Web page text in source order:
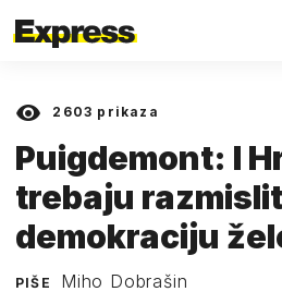
2603 prikaza
Puigdemont: I
trebaju
demokraciju
PIŠE Miho Dobrašin